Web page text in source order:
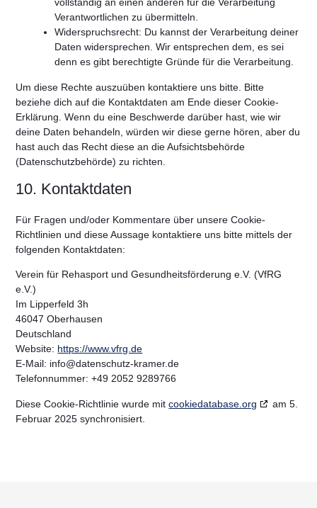
Verantwortlichen zu übermitteln.
Widerspruchsrecht: Du kannst der Verarbeitung deiner
Daten widersprechen. Wir entsprechen dem, es sei
denn es gibt berechtigte Gründe für die Verarbeitung.
Um diese Rechte auszuüben kontaktiere uns bitte. Bitte
beziehe dich auf die Kontaktdaten am Ende dieser Cookie-
Erklärung. Wenn du eine Beschwerde darüber hast, wie wir
deine Daten behandeln, würden wir diese gerne hören, aber du
hast auch das Recht diese an die Aufsichtsbehörde
(Datenschutzbehörde) zu richten.
10. Kontaktdaten
Für Fragen und/oder Kommentare über unsere Cookie-
Richtlinien und diese Aussage kontaktiere uns bitte mittels der
folgenden Kontaktdaten:
Verein für Rehasport und Gesundheitsförderung e.V. (VfRG
e.V.)
Im Lipperfeld 3h
46047 Oberhausen
Deutschland
Website: https://www.vfrg.de
E-Mail: info@datenschutz-kramer.de
Telefonnummer: +49 2052 9289766
Diese Cookie-Richtlinie wurde mitcookiedatabase.org
am 5.
Februar 2025 synchronisiert.